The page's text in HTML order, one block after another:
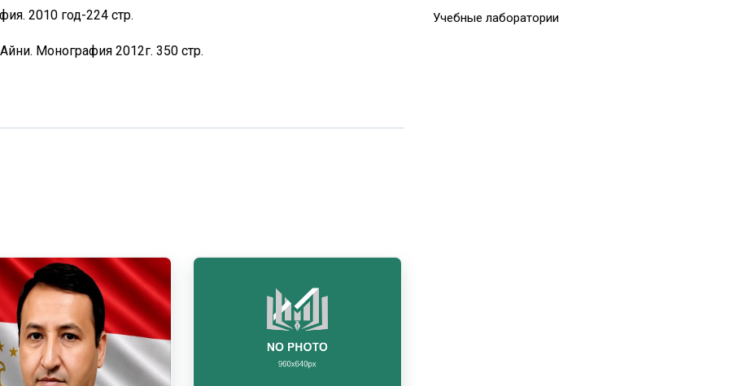
2010 год-224 стр.
Монография 2012г. 350 стр.
Учебные лаборатории